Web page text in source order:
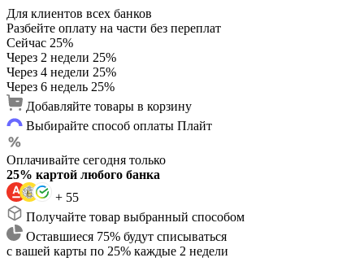
Для клиентов всех банков
Разбейте оплату на части без переплат
Сейчас 25%
Через 2 недели 25%
Через 4 недели 25%
Через 6 недель 25%
Добавляйте товары в корзину
Выбирайте способ оплаты Плайт
Оплачивайте сегодня только
25% картой любого банка
+ 55
Получайте товар выбранный способом
Оставшиеся 75% будут списываться
с вашей карты по 25% каждые 2 недели